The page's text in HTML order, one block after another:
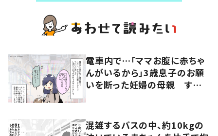
電車内で…「ママお腹に赤ちゃ
んがいるから」3歳息子のお願
いを断った妊婦の母親 すると
混雑するバスの中、約10kgの